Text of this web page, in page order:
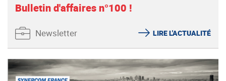
Bulletin d'affaires n°100 !
Newsletter LIRE L'ACTUALITÉ